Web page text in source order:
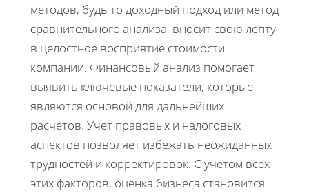
методов, будь то доходный подход или метод
сравнительного анализа, вносит свою лепту
в целостное восприятие стоимости
компании. Финансовый анализ помогает
выявить ключевые показатели, которые
являются основой для дальнейших
расчетов. Учет правовых и налоговых
аспектов позволяет избежать неожиданных
трудностей и корректировок. С учетом всех
этих факторов, оценка бизнеса становится